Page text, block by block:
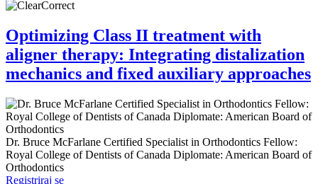
Optimizing Class II treatment with
aligner therapy: Integrating distalization
mechanics and fixed auxiliary approaches
Dr. Bruce McFarlane Certified Specialist in Orthodontics Fellow:
Royal College of Dentists of Canada Diplomate: American Board of
Orthodontics
Registriraj se